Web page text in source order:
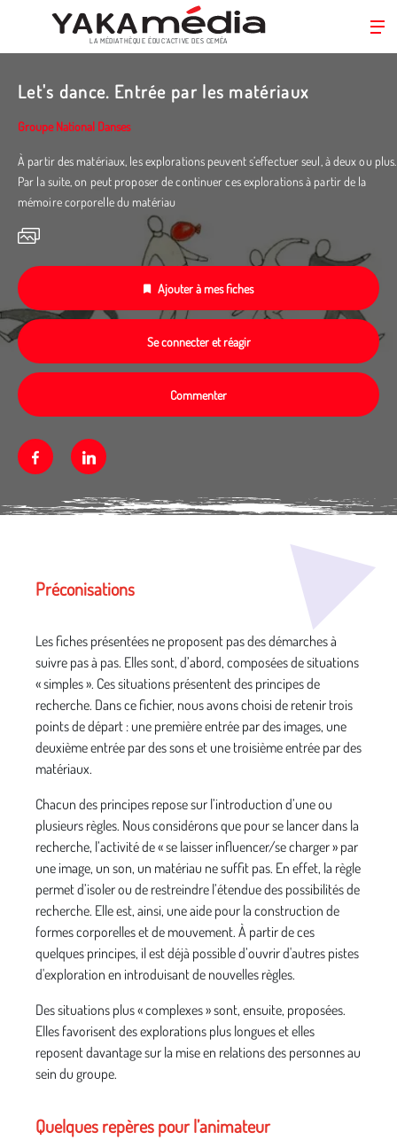
principal
LA MÉDIATHÈQUE ÉDUC’ACTIVE DES CEMÉA
Let's dance. Entrée par les matériaux
Groupe National Danses
À partir des matériaux, les explorations peuvent s’effectuer seul, à deux ou plus.
Par la suite, on peut proposer de continuer ces explorations à partir de la
mémoire corporelle du matériau
Ajouter à mes fiches
Se connecter et réagir
Commenter
FacebookLinkedin
Préconisations
Les fiches présentées ne proposent pas des démarches à
suivre pas à pas. Elles sont, d’abord, composées de situations
« simples ». Ces situations présentent des principes de
recherche. Dans ce fichier, nous avons choisi de retenir trois
points de départ : une première entrée par des images, une
deuxième entrée par des sons et une troisième entrée par des
matériaux.
Chacun des principes repose sur l’introduction d’une ou
plusieurs règles. Nous considérons que pour se lancer dans la
recherche, l’activité de « se laisser influencer/se charger » par
une image, un son, un matériau ne suffit pas. En effet, la règle
permet d’isoler ou de restreindre l’étendue des possibilités de
recherche. Elle est, ainsi, une aide pour la construction de
formes corporelles et de mouvement. À partir de ces
quelques principes, il est déjà possible d’ouvrir d'autres pistes
d'exploration en introduisant de nouvelles règles.
Des situations plus « complexes » sont, ensuite, proposées.
Elles favorisent des explorations plus longues et elles
reposent davantage sur la mise en relations des personnes au
sein du groupe.
Quelques repères pour l’animateur